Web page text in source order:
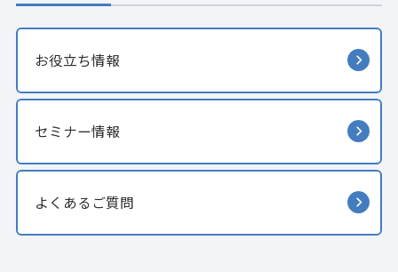
お役立ち情報
セミナー情報
よくあるご質問